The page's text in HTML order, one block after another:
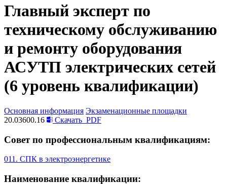
Главный эксперт по
техническому обслуживанию
и ремонту оборудования
АСУТП электрических сетей
(6 уровень квалификации)
Основная информация Экзаменационные площадки
20.03600.16
Скачать PDF
Совет по профессиональным квалификациям:
011. СПК в электроэнергетике
Наименование квалификации: